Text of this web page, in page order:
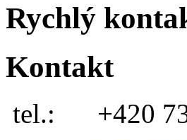
Rychlý
Kontakt
tel.: +420